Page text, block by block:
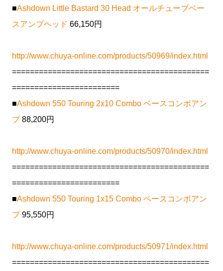
■Ashdown Little Bastard 30 Head オールチューブベー
スアンプヘッド 66,150円
http://www.chuya-online.com/products/50969/index.html
============================================
========================
■Ashdown 550 Touring 2x10 Combo ベースコンボアン
プ88,200円
http://www.chuya-online.com/products/50970/index.html
============================================
========================
■Ashdown 550 Touring 1x15 Combo ベースコンボアン
プ95,550円
http://www.chuya-online.com/products/50971/index.html
============================================